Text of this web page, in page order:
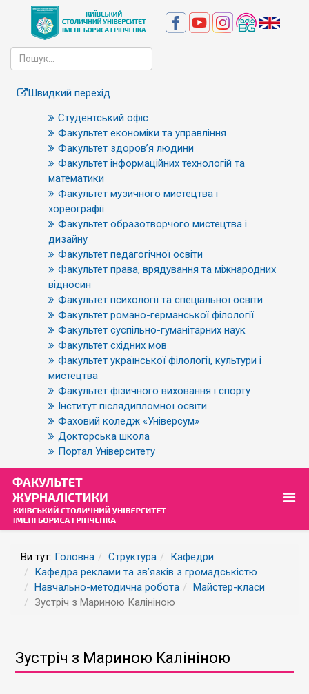
Швидкий перехід
Студентський офіс
Факультет економіки та управління
Факультет здоров’я людини
Факультет інформаційних технологій та
математики
Факультет музичного мистецтва і
хореографії
Факультет образотворчого мистецтва і
дизайну
Факультет педагогічної освіти
Факультет права, врядування та міжнародних
відносин
Факультет психології та спеціальної освіти
Факультет романо-германської філології
Факультет суспільно-гуманітарних наук
Факультет східних мов
Факультет української філології, культури і
мистецтва
Факультет фізичного виховання і спорту
Інститут післядипломної освіти
Фаховий коледж «Універсум»
Докторська школа
Портал Університету
Ви тут: Головна Структура
Кафедри
Кафедра реклами та зв’язків з громадськістю
Навчально-методична робота
Майстер-класи
Зустріч з Мариною Калініною
Зустріч з Мариною Калініною